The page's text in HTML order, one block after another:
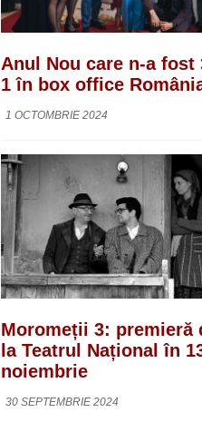
Anul Nou care n-a fost
1 în box office
1 OCTOMBRIE 2024
Moromeții 3: premieră
la Teatrul Național în
noiembrie
30 SEPTEMBRIE 2024